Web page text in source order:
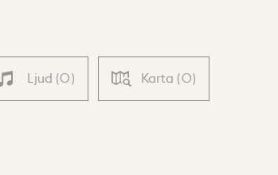
Ljud (0) Karta (0)